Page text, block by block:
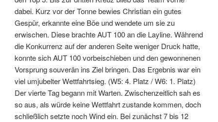
dabei. Kurz vor der Tonne bewies Christian ein gutes
Gespür, erkannte eine Böe und wendete um sie zu
erwischen. Diese brachte AUT 100 an die Layline. Während
die Konkurrenz auf der anderen Seite weniger Druck hatte,
konnte sich AUT 100 vorbeischieben und den gewonnenen
Vorsprung souverän ins Ziel bringen. Das Ergebnis war ein
viel umjubelter Wettfahrtsieg. (W5: 4. Platz / W6: 1. Platz)
Der vierte Tag begann mit Warten. Zwischenzeitlich sah es
so aus, als würde keine Wettfahrt zustande kommen, doch
schließlich setzte noch Wind ein. Bei zunächst 7 bis 12